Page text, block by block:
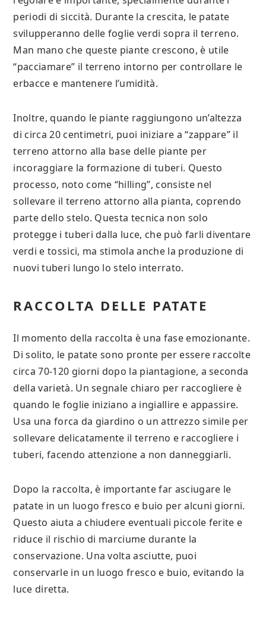
periodi di siccità. Durante la crescita, le patate
svilupperanno delle foglie verdi sopra il terreno.
Man mano che queste piante crescono, è utile
“pacciamare” il terreno intorno per controllare le
erbacce e mantenere l’umidità.
Inoltre, quando le piante raggiungono un’altezza
di circa 20 centimetri, puoi iniziare a “zappare” il
terreno attorno alla base delle piante per
incoraggiare la formazione di tuberi. Questo
processo, noto come “hilling”, consiste nel
sollevare il terreno attorno alla pianta, coprendo
parte dello stelo. Questa tecnica non solo
protegge i tuberi dalla luce, che può farli diventare
verdi e tossici, ma stimola anche la produzione di
nuovi tuberi lungo lo stelo interrato.
RACCOLTA DELLE PATATE
Il momento della raccolta è una fase emozionante.
Di solito, le patate sono pronte per essere raccolte
circa 70-120 giorni dopo la piantagione, a seconda
della varietà. Un segnale chiaro per raccogliere è
quando le foglie iniziano a ingiallire e appassire.
Usa una forca da giardino o un attrezzo simile per
sollevare delicatamente il terreno e raccogliere i
tuberi, facendo attenzione a non danneggiarli.
Dopo la raccolta, è importante far asciugare le
patate in un luogo fresco e buio per alcuni giorni.
Questo aiuta a chiudere eventuali piccole ferite e
riduce il rischio di marciume durante la
conservazione. Una volta asciutte, puoi
conservarle in un luogo fresco e buio, evitando la
luce diretta.